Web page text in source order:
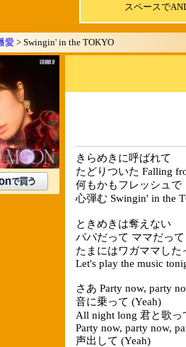
スペースで
愛 > Swingin' in the TOKYO
きらめきに呼ばれて
たどりついた Falling
何もかもフレッシュで
心弾む Swingin' in the
ときめきは奪えない
パパだって ママだって
たまにはワガママした
Let's play the music
さあ Party now, party
音に乗って (Yeah)
All night long 君と歌っ
Party now, party now,
声出して (Yeah)